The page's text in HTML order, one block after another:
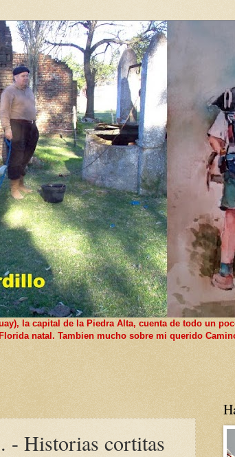
la capital de la Piedra Alta, cuenta de todo un
natal. Tambien mucho sobre mi querido
- Historias cortitas